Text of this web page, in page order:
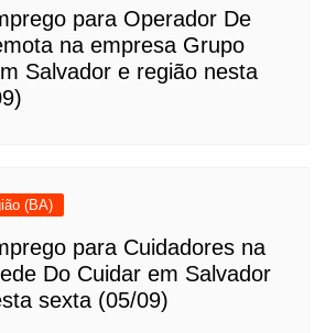
para Operador De
na empresa Grupo
Salvador e região nesta
(BA)
para Cuidadores na
Do Cuidar em Salvador
sexta (05/09)